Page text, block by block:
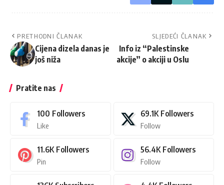
PRETHODNI ČLANAK
Cijena dizela danas je
još niža
SLJEDEĆI ČLANAK
Info iz “Palestinske
akcije” o akciji u Oslu
Pratite nas
100 Followers
Like
69.1K Followers
Follow
11.6K Followers
Pin
56.4K Followers
Follow